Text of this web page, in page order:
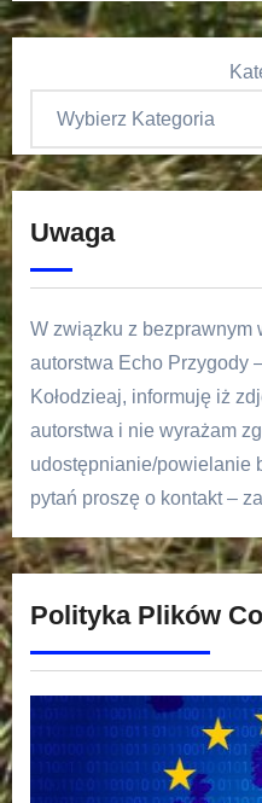
Uwaga
W związku z bezprawnym
autorstwa Echo Przygody
Kołodzieaj, informuję iż
autorstwa i nie wyrażam
udostępnianie/powielanie
pytań proszę o kontakt –
Polityka Plików